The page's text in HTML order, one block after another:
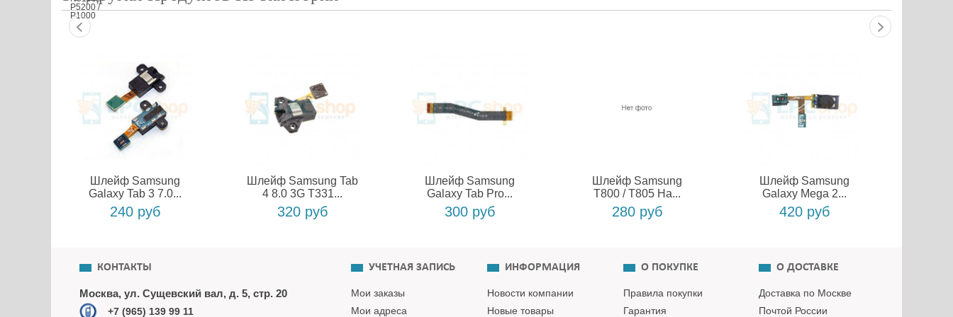
Шлейф Samsung
Galaxy Tab 3 7.0...
240 руб
Шлейф Samsung Tab
4 8.0 3G T331...
320 руб
Шлейф Samsung
Galaxy Tab Pro...
300 руб
Шлейф Samsung
T800 / T805 На...
280 руб
Шлейф Samsung
Galaxy Mega 2...
420 руб
КОНТАКТЫ
Москва, ул. Сущевский вал, д. 5, стр. 20
+7 (965) 139 99 11
УЧЕТНАЯ ЗАПИСЬ
Мои заказы
Мои адреса
ИНФОРМАЦИЯ
Новости компании
Новые товары
О ПОКУПКЕ
Правила покупки
Гарантия
О ДОСТАВКЕ
Доставка по Москве
Почтой России